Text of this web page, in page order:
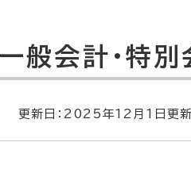
会計・特別
更新日：2025年12月1日更新